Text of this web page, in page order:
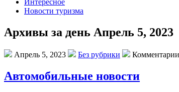
Интересное
Новости туризма
Архивы за день Апрель 5, 2023
Апрель 5, 2023 Без рубрики
Автомобильные новости